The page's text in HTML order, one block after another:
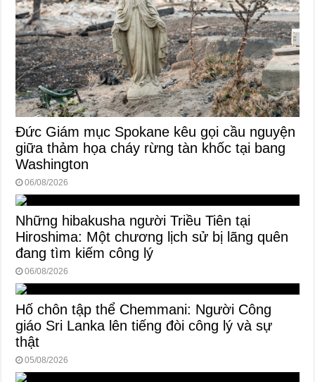
Đức Giám mục Spokane kêu gọi cầu nguyện
giữa thảm họa cháy rừng tàn khốc tại bang
Washington
06/08/2026
Những hibakusha người Triều Tiên tại
Hiroshima: Một chương lịch sử bị lãng quên
đang tìm kiếm công lý
06/08/2026
Hố chôn tập thể Chemmani: Người Công
giáo Sri Lanka lên tiếng đòi công lý và sự
thật
05/08/2026